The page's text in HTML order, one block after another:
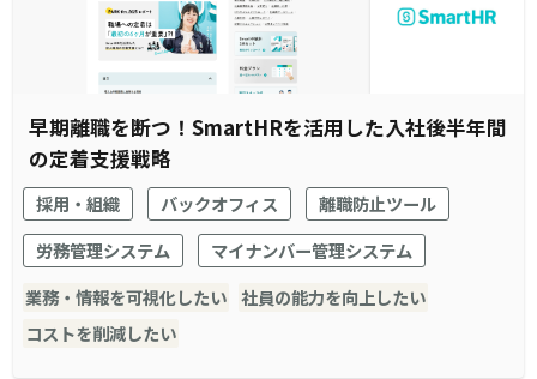
早期離職を断つ！SmartHRを活用した入社後半年間
の定着支援戦略
採用・組織 バックオフィス
離職防止ツール
労務管理システム
マイナンバー管理システム
業務・情報を可視化したい 社員の能力を向上したい
コストを削減したい